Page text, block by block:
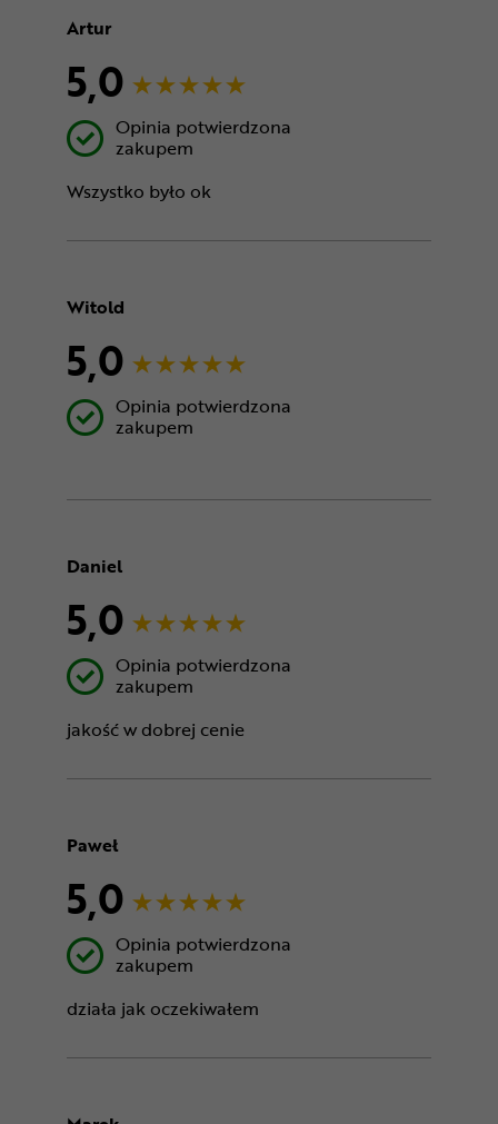
Artur
5,0
Opinia potwierdzona
zakupem
Wszystko było ok
Witold
5,0
Opinia potwierdzona
zakupem
Daniel
5,0
Opinia potwierdzona
zakupem
jakość w dobrej cenie
Paweł
5,0
Opinia potwierdzona
zakupem
działa jak oczekiwałem